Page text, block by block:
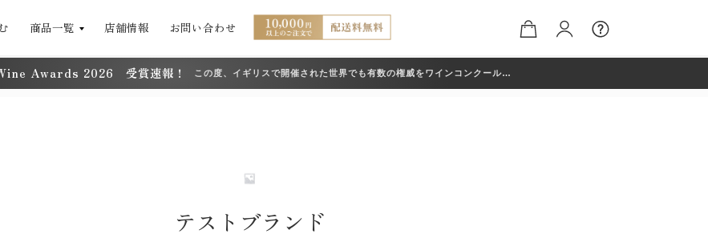
商品一覧 店舗情報 お問い合わせ
Awards 2026 受賞速報！
この度、イギリスで開催された世界でも有数の権威をワインコンクール
「Decanter World Wine Awards （デキャンタ・ワールド・ワイン・ア
テストブランド